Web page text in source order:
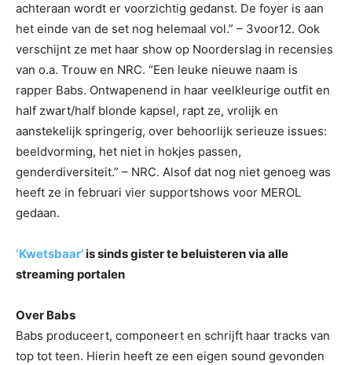
achteraan wordt er voorzichtig gedanst. De foyer is aan
het einde van de set nog helemaal vol.” – 3voor12. Ook
verschijnt ze met haar show op Noorderslag in recensies
van o.a. Trouw en NRC. “Een leuke nieuwe naam is
rapper Babs. Ontwapenend in haar veelkleurige outfit en
half zwart/half blonde kapsel, rapt ze, vrolijk en
aanstekelijk springerig, over behoorlijk serieuze issues:
beeldvorming, het niet in hokjes passen,
genderdiversiteit.” – NRC. Alsof dat nog niet genoeg was
heeft ze in februari vier supportshows voor MEROL
gedaan.
‘Kwetsbaar’is sinds gister te beluisteren via alle
streaming portalen
Over Babs
Babs produceert, componeert en schrijft haar tracks van
top tot teen. Hierin heeft ze een eigen sound gevonden